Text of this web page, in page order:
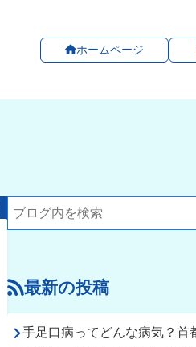
ホームページ
最新の投稿
手足口病ってどんな病気？首